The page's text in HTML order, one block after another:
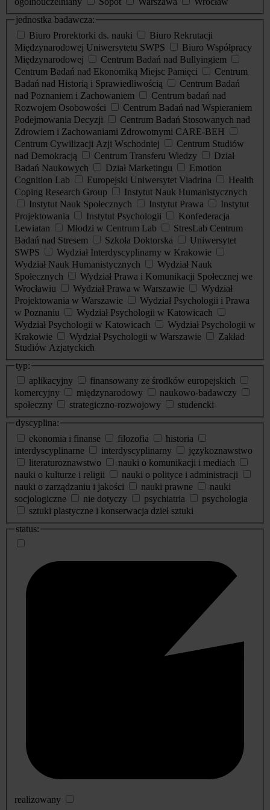
jednostka badawcza:
Biuro Prorektorki ds. nauki
Biuro Rekrutacji
Międzynarodowej Uniwersytetu SWPS
Biuro Współpracy
Międzynarodowej
Centrum Badań nad Bullyingiem
Centrum Badań nad Ekonomiką Miejsc Pamięci
Centrum
Badań nad Historią i Sprawiedliwością
Centrum Badań
nad Poznaniem i Zachowaniem
Centrum badań nad
Rozwojem Osobowości
Centrum Badań nad Wspieraniem
Podejmowania Decyzji
Centrum Badań Stosowanych nad
Zdrowiem i Zachowaniami Zdrowotnymi CARE-BEH
Centrum Cywilizacji Azji Wschodniej
Centrum Studiów
nad Demokracją
Centrum Transferu Wiedzy
Dział
Badań Naukowych
Dział Marketingu
Emotion
Cognition Lab
Europejski Uniwersytet Viadrina
Health
Coping Research Group
Instytut Nauk Humanistycznych
Instytut Nauk Społecznych
Instytut Prawa
Instytut
Projektowania
Instytut Psychologii
Konfederacja
Lewiatan
Młodzi w Centrum Lab
StresLab Centrum
Badań nad Stresem
Szkoła Doktorska
Uniwersytet
SWPS
Wydział Interdyscyplinarny w Krakowie
Wydział Nauk Humanistycznych
Wydział Nauk
Społecznych
Wydział Prawa i Komunikacji Społecznej we
Wrocławiu
Wydział Prawa w Warszawie
Wydział
Projektowania w Warszawie
Wydział Psychologii i Prawa
w Poznaniu
Wydział Psychologii w Katowicach
Wydział Psychologii w Katowicach
Wydział Psychologii w
Krakowie
Wydział Psychologii w Warszawie
Zakład
Studiów Azjatyckich
typ:
aplikacyjny
finansowany ze środków europejskich
komercyjny
międzynarodowy
naukowo-badawczy
społeczny
strategiczno-rozwojowy
studencki
dyscyplina:
ekonomia i finanse
filozofia
historia
interdyscyplinarne
interdyscyplinarny
językoznawstwo
literaturoznawstwo
nauki o komunikacji i mediach
nauki o kulturze i religii
nauki o polityce i administracji
nauki o zarządzaniu i jakości
nauki prawne
nauki
socjologiczne
nie dotyczy psychiatria
psychologia
sztuki plastyczne i konserwacja dzieł sztuki
status:
realizowany